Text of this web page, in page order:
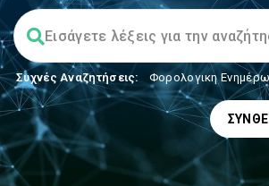
Συχνές Αναζητήσεις: Φορολογικη